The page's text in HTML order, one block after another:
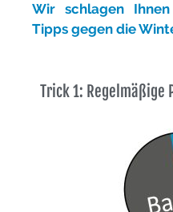
Wir schlagen
Tipps gegen die
Trick 1: Regelmäßige